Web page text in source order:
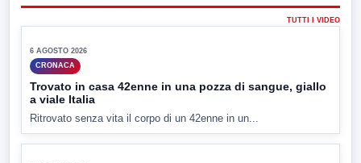
TUTTI I VIDEO
▶
6 AGOSTO 2026
CRONACA
Trovato in casa 42enne in una pozza di sangue, giallo
a viale Italia
Ritrovato senza vita il corpo di un 42enne in un...
▶